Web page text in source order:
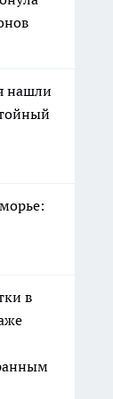
нашли
в